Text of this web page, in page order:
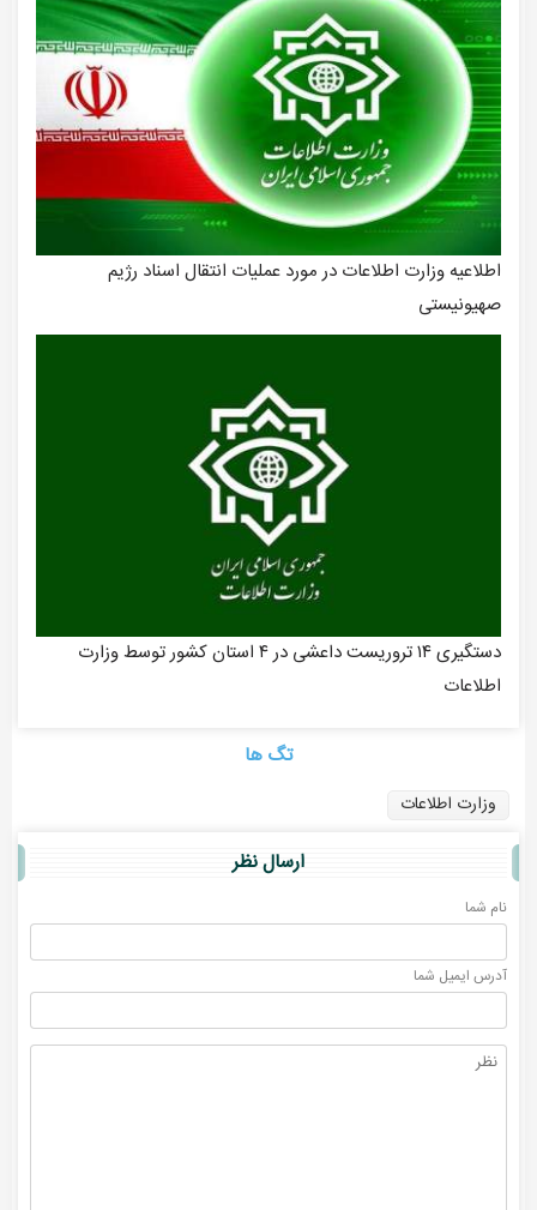
اطلاعیه وزارت اطلاعات در مورد عملیات انتقال اسناد رژیم
صهیونیستی
دستگیری ۱۴ تروریست داعشی در ۴ استان کشور توسط وزارت
اطلاعات
تگ ها
وزارت اطلاعات
ارسال نظر
نام شما
آدرس ايميل شما